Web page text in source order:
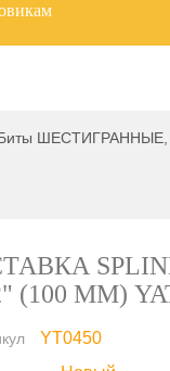
ШЕСТИГРАННЫЕ,
(100 ММ)
YT0450